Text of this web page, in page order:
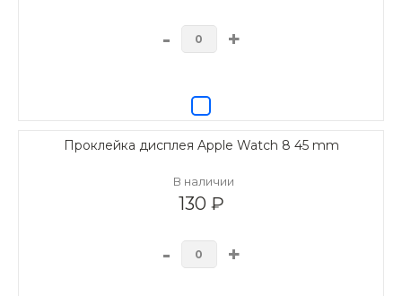
- +
Проклейка дисплея Apple Watch 8 45 mm
В наличии
130 ₽
- +